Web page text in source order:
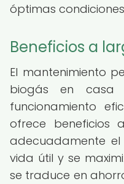
óptimas
Beneficios a
El mantenimiento
biogás en casa
funcionamiento
ofrece beneficios
adecuadamente
vida útil y se
se traduce en